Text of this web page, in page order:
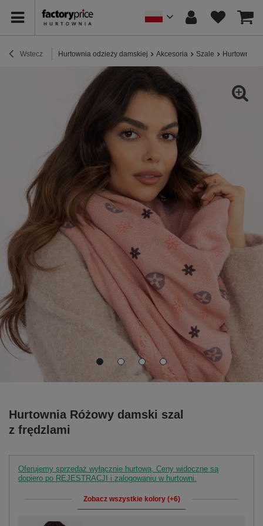
Wstecz Hurtownia odzieży damskiej Akcesoria Szale Hurtownia
Hurtownia Różowy damski szal
z frędzlami
Oferujemy sprzedaż wyłącznie hurtową. Ceny widoczne są
dopiero po REJESTRACJI i zalogowaniu w hurtowni.
Zobacz wszystkie kolory (+6)